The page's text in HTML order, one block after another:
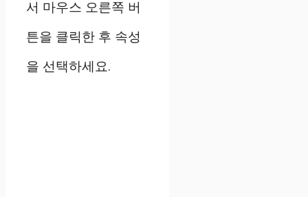
서 마우스 오른쪽 버
튼을 클릭한 후 속성
을 선택하세요.